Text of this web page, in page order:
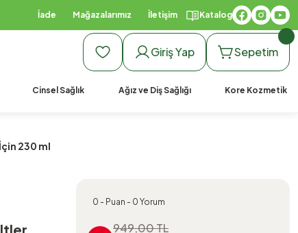
İade Mağazalarımız İletişim Katalog
Giriş Yap Sepetim
Cinsel Sağlık Ağız ve Diş Sağlığı Kore Kozmetik
230 ml
0 - Puan - 0 Yorum
949,00 TL